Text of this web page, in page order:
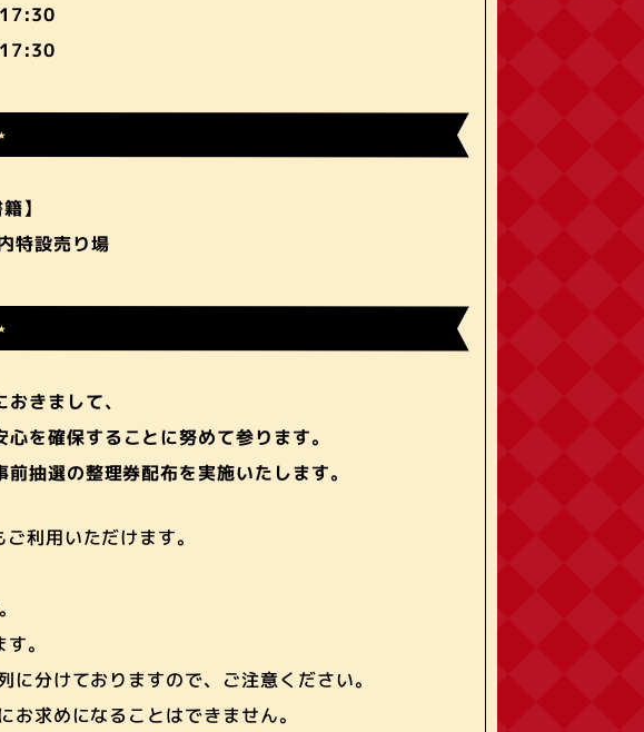
】
特設売り場
きまして、
を確保することに努めて参ります。
抽選の整理券配布を実施いたします。
利用いただけます。
。
分けておりますので、ご注意ください。
求めになることはできません。